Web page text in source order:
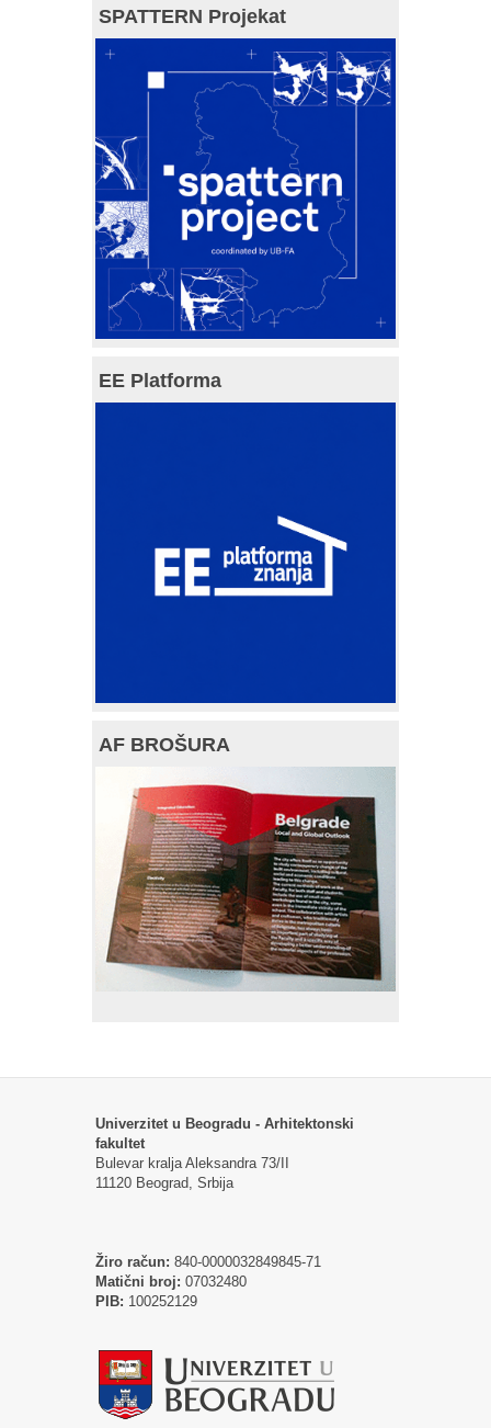
SPATTERN Projekat
EE Platforma
AF BROŠURA
Univerzitet u Beogradu - Arhitektonski
fakultet
Bulevar kralja Aleksandra 73/II
11120 Beograd, Srbija
Žiro račun: 840-0000032849845-71
Matični broj: 07032480
PIB: 100252129